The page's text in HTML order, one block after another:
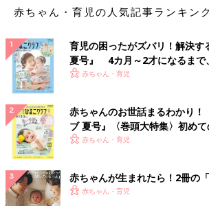
赤ちゃん・育児の人気記事ランキン
育児の困ったがズバリ！解決す
夏号』 4カ月～2才になるまで
いっぱい！
赤ちゃん・育児
赤ちゃんのお世話まるわかり！
ブ 夏号』〈巻頭大特集〉初め
く！ おっぱい・ミルクの基本と
赤ちゃん・育児
赤ちゃんが生まれたら！2冊の
赤ちゃん・育児